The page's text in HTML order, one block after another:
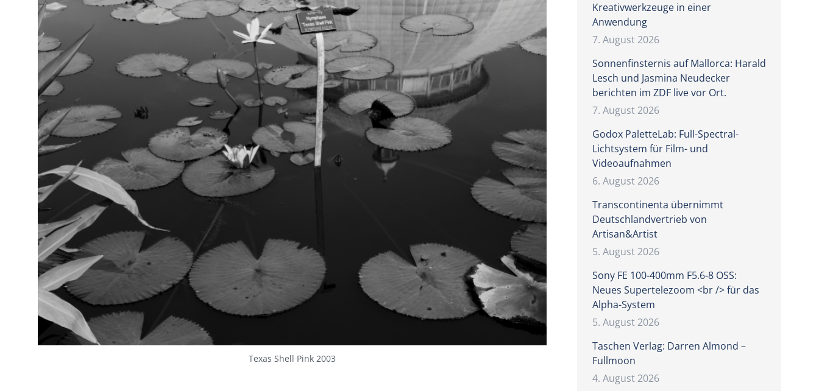
Texas Shell Pink 2003
Kreativwerkzeuge in einer
Anwendung
7. August 2026
Sonnenfinsternis auf Mallorca: Harald
Lesch und Jasmina Neudecker
berichten im ZDF live vor Ort.
7. August 2026
Godox PaletteLab: Full-Spectral-
Lichtsystem für Film- und
Videoaufnahmen
6. August 2026
Transcontinenta übernimmt
Deutschlandvertrieb von
Artisan&Artist
5. August 2026
Sony FE 100-400mm F5.6-8 OSS:
Neues Supertelezoom <br /> für das
Alpha-System
5. August 2026
Taschen Verlag: Darren Almond –
Fullmoon
4. August 2026